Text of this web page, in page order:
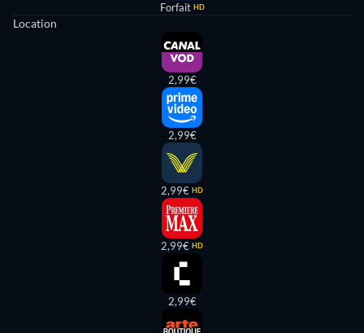
Forfait HD
Location
2,99€
2,99€
2,99€ HD
2,99€ HD
2,99€